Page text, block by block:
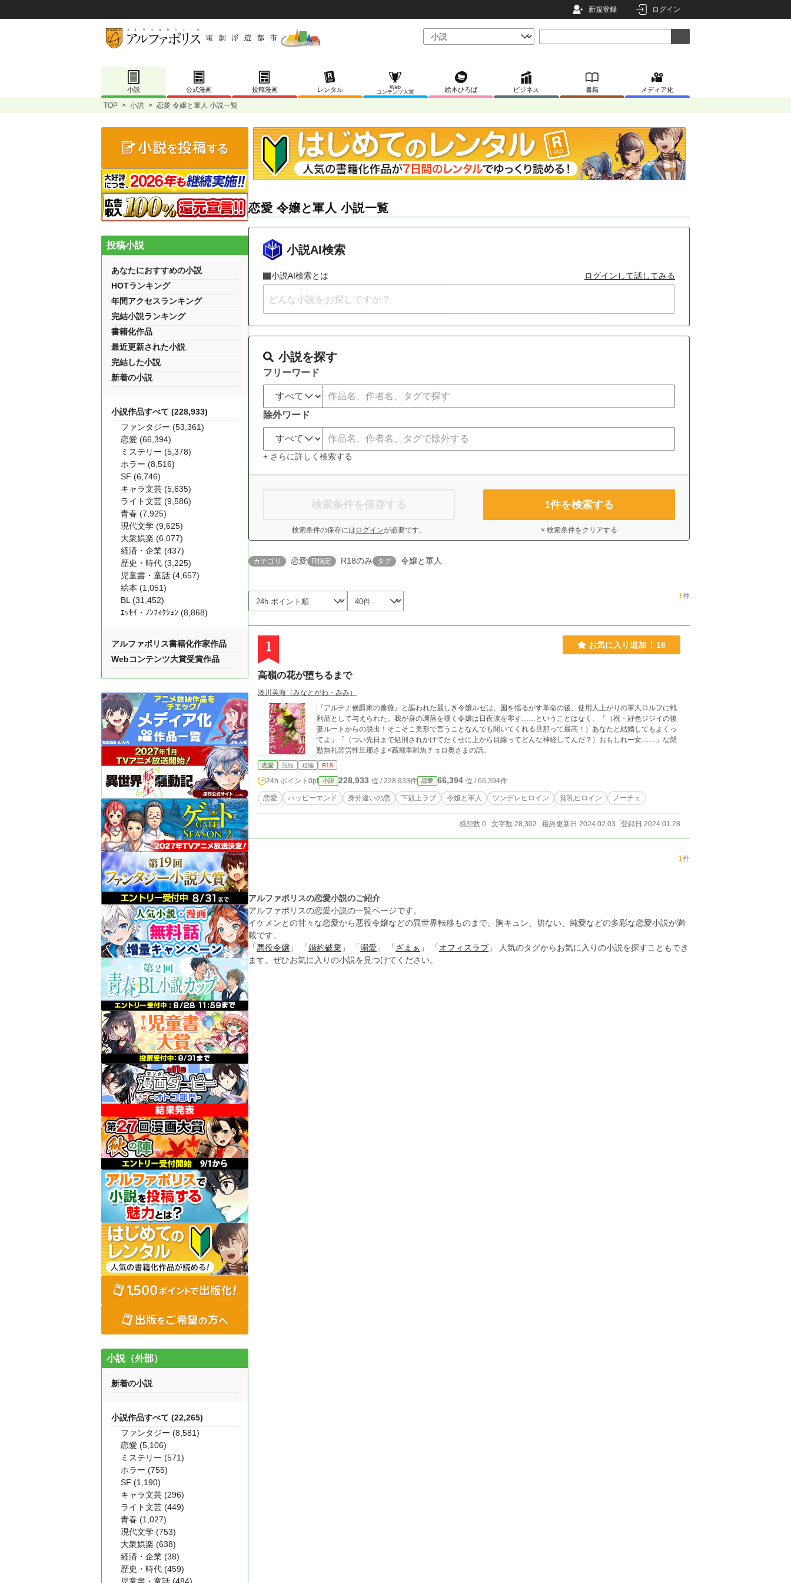
新規登録 ログイン
小説 公式漫画 投稿漫画 レンタル
Web
コンテンツ大賞
絵本ひろば ビジネス 書籍 メディア化
TOP > 小説 > 恋愛 令嬢と軍人 小説一覧
恋愛 令嬢と軍人 小説一覧
小説AI検索
小説AI検索とは ログインして話してみる
小説を探す
フリーワード
除外ワード
+ さらに詳しく検索する
検索条件を保存する
検索条件の保存には ログインが必要です。
1件を検索する
× 検索条件をクリアする
カテゴリ 恋愛 R指定 R18のみ タグ 令嬢と軍人
1件
1 お気に入り追加 16
高嶺の花が堕ちるまで
湊川美海（みなとがわ・みみ）
『アルテナ侯爵家の薔薇』と謳われた麗しき令嬢ルゼは、国を揺るがす革命の後、使用人上がりの軍人ロルフに戦
利品として与えられた。我が身の凋落を嘆く令嬢は日夜涙を零す……ということはなく、「（祝・好色ジジイの後
妻ルートからの脱出！そこそこ美形で言うことなんでも聞いてくれる旦那って最高！）あなたと結婚してもよくっ
てよ」「（つい先日まで処刑されかけてたくせに上から目線ってどんな神経してんだ？）おもしれー女……」な慇
懃無礼苦労性旦那さま×高飛車雑魚チョロ奥さまの話。
恋愛 完結 短編 R18
24h.ポイント 0pt 小説 228,933 位 / 228,933件 恋愛 66,394 位 / 66,394件
恋愛 ハッピーエンド 身分違いの恋 下剋上ラブ 令嬢と軍人 ツンデレヒロイン 貧乳ヒロイン ノーチェ
感想数 0 文字数 28,302 最終更新日 2024.02.03 登録日 2024.01.28
1件
アルファポリスの恋愛小説のご紹介
アルファポリスの恋愛小説の一覧ページです。
イケメンとの甘々な恋愛から悪役令嬢などの異世界転移ものまで、胸キュン、切ない、純愛などの多彩な恋愛小説が満
載です。
「 悪役令嬢 」 「 婚約破棄 」 「 溺愛 」 「 ざまぁ 」 「 オフィスラブ 」 人気のタグからお気に入りの小説を探すこともでき
ます。ぜひお気に入りの小説を見つけてください。
投稿小説
あなたにおすすめの小説
HOTランキング
年間アクセスランキング
完結小説ランキング
書籍化作品
最近更新された小説
完結した小説
新着の小説
小説作品すべて (228,933)
ファンタジー (53,361)
恋愛 (66,394)
ミステリー (5,378)
ホラー (8,516)
SF (6,746)
キャラ文芸 (5,635)
ライト文芸 (9,586)
青春 (7,925)
現代文学 (9,625)
大衆娯楽 (6,077)
経済・企業 (437)
歴史・時代 (3,225)
児童書・童話 (4,657)
絵本 (1,051)
BL (31,452)
ｴｯｾｲ・ﾉﾝﾌｨｸｼｮﾝ (8,868)
アルファポリス書籍化作家作品
Webコンテンツ大賞受賞作品
小説（外部）
新着の小説
小説作品すべて (22,265)
ファンタジー (8,581)
恋愛 (5,106)
ミステリー (571)
ホラー (755)
SF (1,190)
キャラ文芸 (296)
ライト文芸 (449)
青春 (1,027)
現代文学 (753)
大衆娯楽 (638)
経済・企業 (38)
歴史・時代 (459)